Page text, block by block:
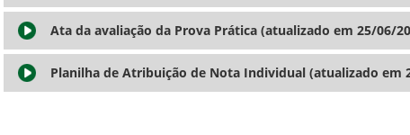
Ata da avaliação da Prova Prática (atualizado em 25/06/
Planilha de Atribuição de Nota Individual (atualizado em